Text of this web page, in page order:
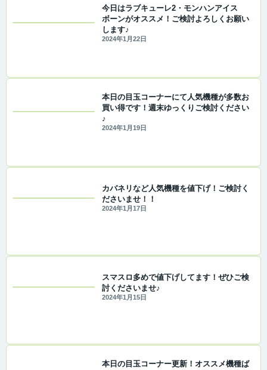
今日はラブキューレ2・モンハンアイス
ボーンがオススメ！ご検討よろしくお願い
します♪
2024年1月22日
本日の目玉コーナーにて人気機種が多数お
買い得です！週末ゆっくりご検討ください
♪
2024年1月19日
カバネリなど人気機種を値下げ！ご検討く
ださいませ！！
2024年1月17日
スマスロ多めで値下げしてます！ぜひご検
討くださいませ♪
2024年1月15日
本日の目玉コーナー更新！オススメ機種ば